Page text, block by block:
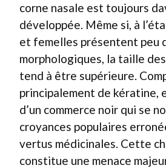
corne nasale est toujours
développée. Même si, à
et femelles présentent peu
morphologiques, la taille
tend à être supérieure.
principalement de kératine,
d’un commerce noir qui se
croyances populaires
vertus médicinales. Cette
constitue une menace